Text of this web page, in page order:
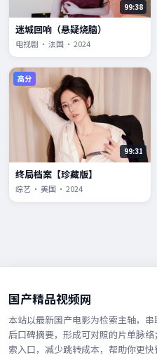
99:38
迷城回响（悬疑烧脑）
电视剧 · 法国 · 2024
高分
99:31
终局档案【珍藏版】
综艺 · 美国 · 2024
国产精品视频网
本站以最新国产电影为检索主轴，
后口碑摘要，形成可对照的片单脉
索入口，减少跳转成本，帮助你更快